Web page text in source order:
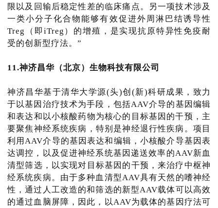
限以及回输后稳定性差的临床痛点。另一项技术涉及
一类小分子化合物能够有效促进外周淋巴结诱导性
Treg（即iTreg）的增殖，是实现抗原特异性免疫耐
受的创新型疗法。”
11.神济昌华（北京）生物科技有限公司
神济昌华基于清华大学源(头)创(新)科研成果，致力
于以基因治疗技术为手段，包括AAV介导的基因编辑
和表达和以小核酸药物为核心的目标基因的干预，主
要聚焦神经系统疾病，特别是神经退行性疾病。项目
利用AAV介导的基因表达和编辑，小核酸介导基因表
达调控，以及促进神经系统基因递送效率的AAV新血
清型筛选，以实现对目标基因的干预，来治疗中枢神
经系统疾病。由于多种血清型AAV具有天然的嗜神经
性，通过人工改造的和筛选的新型AAV载体可以高效
的通过血脑屏障，因此，以AAV为载体的基因疗法可